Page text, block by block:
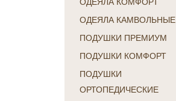
ОДЕЯЛА КАМВОЛЬНЫЕ
ПОДУШКИ ПРЕМИУМ
ПОДУШКИ КОМФОРТ
ПОДУШКИ
ОРТОПЕДИЧЕСКИЕ